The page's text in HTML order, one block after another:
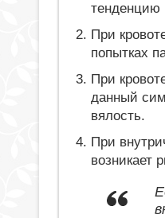
тенденцию
При
попытках
При
данный
вялость.
При
возникает